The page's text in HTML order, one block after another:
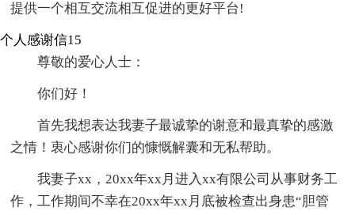
提供一个相互交流相互促进的更好平台!
个人感谢信15
尊敬的爱心人士：
你们好！
首先我想表达我妻子最诚挚的谢意和最真挚的感激
之情！衷心感谢你们的慷慨解囊和无私帮助。
我妻子xx，20xx年xx月进入xx有限公司从事财务工
作，工作期间不幸在20xx年xx月底被检查出身患“胆管